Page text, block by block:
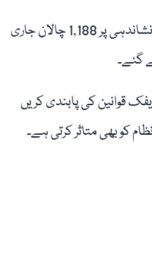
مزید برآں، ڈمپر، ٹریلر اور واٹر ٹینکرز میں نصب ٹریکر سسٹم کے ذریعے تیز رفتاری کی نشاندہی پر 1,188 چالان جاری
قوانین کی پابندی کریں
کو بھی متاثر کرتی ہے۔